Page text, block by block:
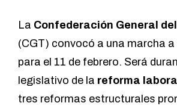
La Confederación General
(CGT) convocó a una marcha a
para el 11 de febrero. Será
legislativo de la reforma laboral
tres reformas estructurales